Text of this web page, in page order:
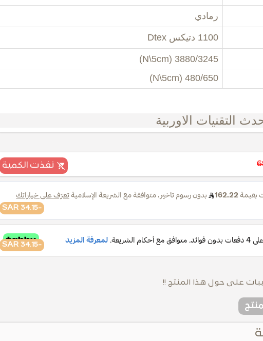
رمادي
1100 دتيكس
Dtex
3880/3245 (N\5cm)
480/650 (N\5cm)
التقنيات الاوربية
نفذت الكمية
-34.15 SAR
-34.15 SAR
على حول هذا المنتج !!